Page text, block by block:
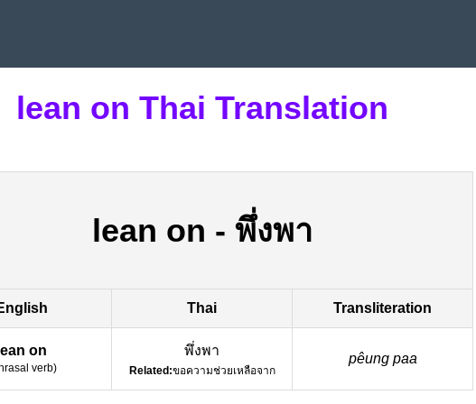
lean on Thai Translation
lean on - พึ่งพา
Thai Transliteration
on
verb)
พึ่งพา
Related:ขอความช่วยเหลือจาก
pêung paa